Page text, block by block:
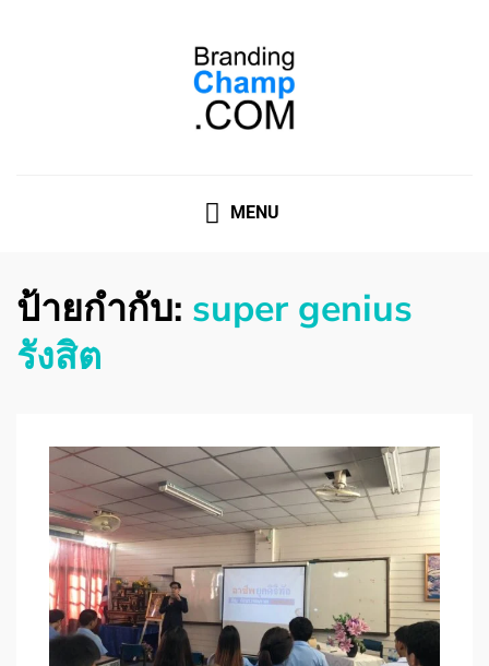
MENU
ป้ายกำกับ: super genius
รังสิต